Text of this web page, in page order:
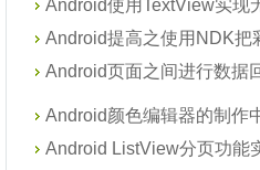
Android使用TextView实现
Android提高之使用NDK把
Android页面之间进行数据
Android颜色编辑器的制作
Android ListView分页功能